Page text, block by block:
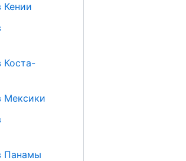
Кении
Коста-
Мексики
Панамы